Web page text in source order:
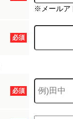
※メールア
必須
必須